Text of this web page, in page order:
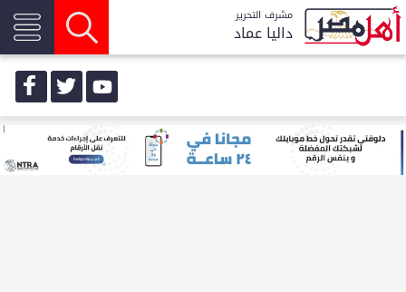
مشرف التحرير
داليا عماد